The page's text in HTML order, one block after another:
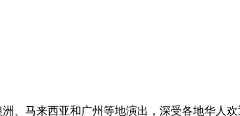
、马来西亚和广州等地演出，深受各地华人